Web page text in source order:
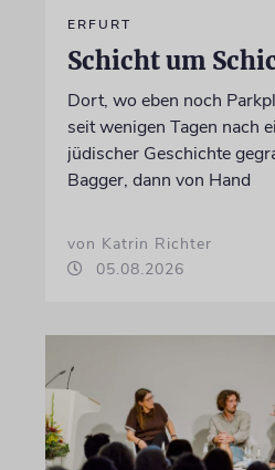
ERFURT
Schicht um
Dort, wo eben noch
seit wenigen Tagen nach
jüdischer Geschichte
Bagger, dann von Hand
von Katrin Richter
05.08.2026